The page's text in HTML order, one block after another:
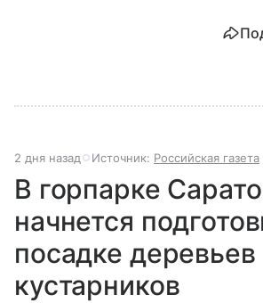
2 дня назад Источник: Российская газета
В горпарке
начнется
посадке деревьев
кустарников